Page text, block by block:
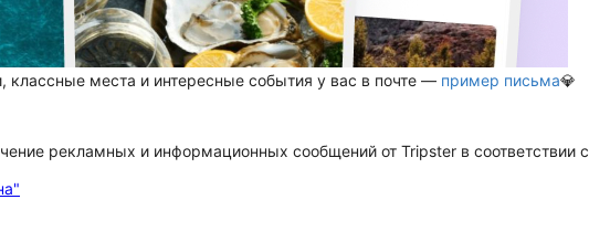
классные места и интересные события у вас в почте — пример письма💎
рекламных и информационных сообщений от Tripster в соответствии c